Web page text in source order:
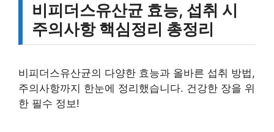
비피더스유산균 효능, 섭취 시
주의사항 핵심정리 총정리
비피더스유산균의 다양한 효능과 올바른 섭취 방법,
주의사항까지 한눈에 정리했습니다. 건강한 장을 위
한 필수 정보!